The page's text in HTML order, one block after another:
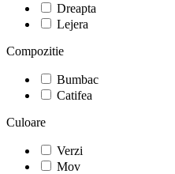
Dreapta
Lejera
Compozitie
Bumbac
Catifea
Culoare
Verzi
Mov